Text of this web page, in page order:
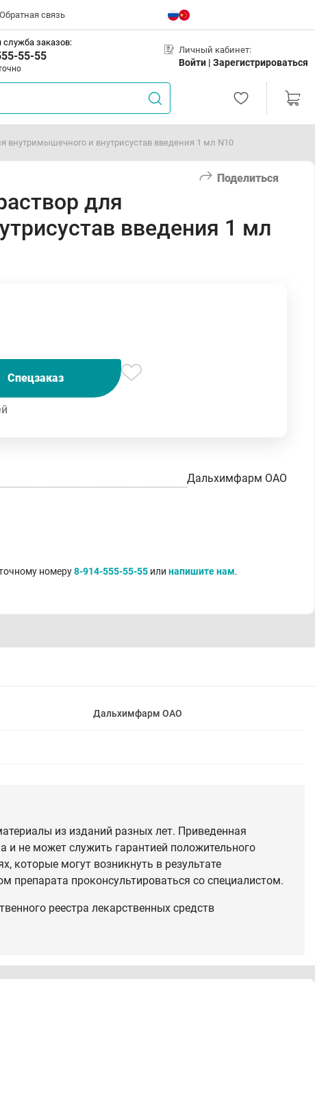
Обратная связь
служба заказов:
55-55 Личный кабинет:
Войти | Зарегистрироваться
внутримышечного и внутрисустав введения 1 мл N10
Поделиться
для
введения 1 мл
Спецзаказ
Дальхимфарм ОАО
номеру8-914-555-55-55 или напишите нам.
Дальхимфарм ОАО
из изданий разных лет. Приведенная
и не может служить гарантией положительного
которые могут возникнуть в результате
препарата проконсультироваться со специалистом.
реестра лекарственных средств